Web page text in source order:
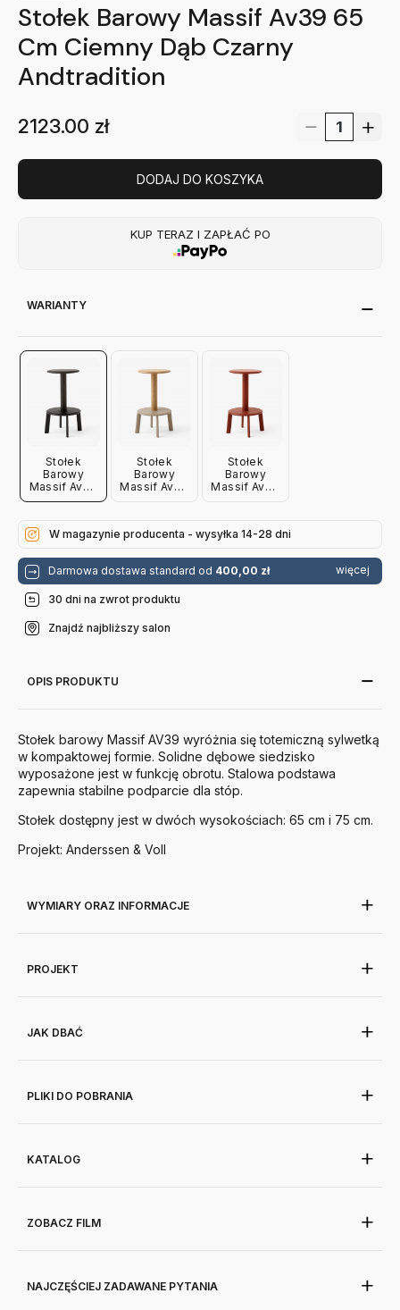
Stołek Barowy Massif Av39 65
Cm Ciemny Dąb Czarny
Andtradition
2123.00 zł
DODAJ DO KOSZYKA
KUP TERAZ I ZAPŁAĆ PO
WARIANTY
Stołek
Barowy
Massif Av39
65 Cm
Andtradition
Stołek
Barowy
Massif Av39
Andtradition
Stołek
Barowy
Massif Av39
W magazynie producenta - wysyłka 14-28 dni
Darmowa dostawa standard od 400,00 zł więcej
30 dni na zwrot produktu
Znajdź najbliższy salon
OPIS PRODUKTU
Stołek barowy Massif AV39 wyróżnia się totemiczną sylwetką
w kompaktowej formie. Solidne dębowe siedzisko
wyposażone jest w funkcję obrotu. Stalowa podstawa
zapewnia stabilne podparcie dla stóp.
Stołek dostępny jest w dwóch wysokościach: 65 cm i 75 cm.
Projekt: Anderssen & Voll
WYMIARY ORAZ INFORMACJE
PROJEKT
JAK DBAĆ
PLIKI DO POBRANIA
KATALOG
ZOBACZ FILM
NAJCZĘŚCIEJ ZADAWANE PYTANIA